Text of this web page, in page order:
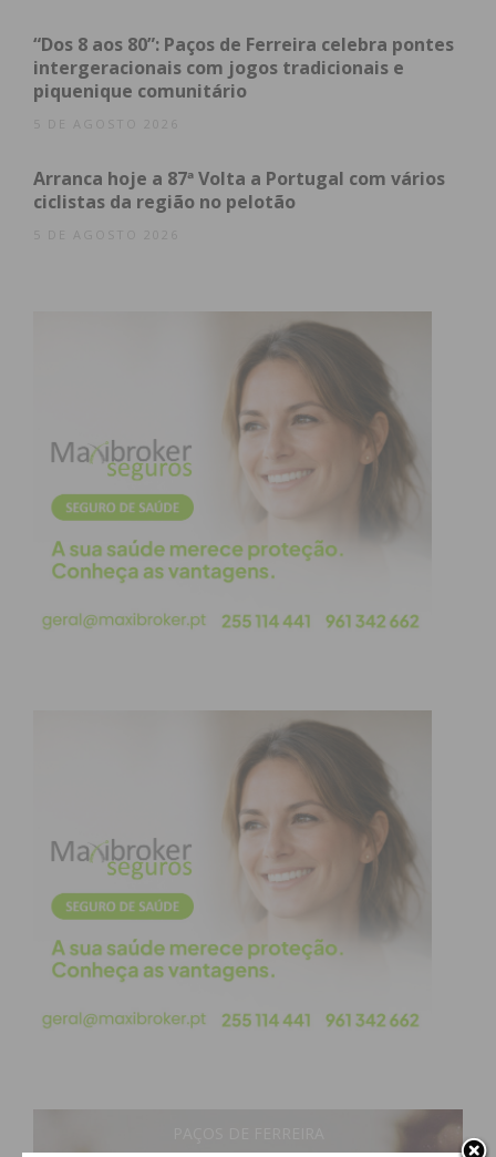
O ponto alto das celebrações está reservado para o
período da tarde. Às 16h00, terá lugar a cerimónia
de homenagem aos casais jubilados que celebram
celebração será presidida pelo Bispo do Porto, D.
Manuel Linda, conferindo o caráter solene que
valores que nos unem enquanto comunidade”,
afirma Daniela Oliveira, Vice-Presidente da Câmara
Municipal de Penafiel. A autarca sublinha que o
evento é uma oportunidade de afirmar o concelho
como um território “inclusivo, solidário e
acolhedor”.
O papel da família na sociedade
encontro visa não só a celebração religiosa, mas
sociedade civil. O evento promove a fusão entre o
espírito de partilha das paróquias da diocese e a
hospitalidade da comunidade penafidelense.
Subscreva a newsletter do
Imediato
Assine nossa newsletter por e-mail e
“Dos 8 aos 80”: Paços de Ferreira celebra pontes
intergeracionais com jogos tradicionais e
piquenique comunitário
5 DE AGOSTO 2026
Arranca hoje a 87ª Volta a Portugal com vários
ciclistas da região no pelotão
5 DE AGOSTO 2026